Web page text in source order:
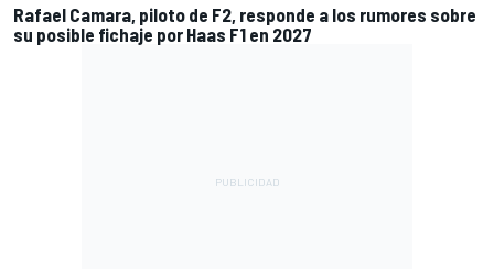
Rafael Camara, piloto de F2, responde a los rumores sobre
su posible fichaje por Haas F1 en 2027